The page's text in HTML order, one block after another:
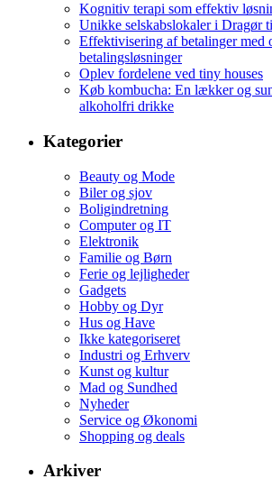
Kognitiv terapi som effektiv
Unikke selskabslokaler i Dragør
Effektivisering af betalinger med
betalingsløsninger
Oplev fordelene ved tiny houses
Køb kombucha: En lækker og
alkoholfri drikke
Kategorier
Beauty og Mode
Biler og sjov
Boligindretning
Computer og IT
Elektronik
Familie og Børn
Ferie og lejligheder
Gadgets
Hobby og Dyr
Hus og Have
Ikke kategoriseret
Industri og Erhverv
Kunst og kultur
Mad og Sundhed
Nyheder
Service og Økonomi
Shopping og deals
Arkiver